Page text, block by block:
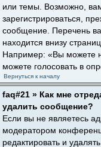
или темы. Возможно,
зарегистрироваться,
сообщение. Перечень
находится внизу
Например: «Вы можете
можете голосовать в
Вернуться к началу
faq#21 » Как мне
удалить сообщение?
Если вы не являетесь
модератором
редактировать и